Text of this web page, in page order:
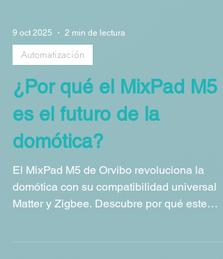
9 oct 2025 2 min de lectura
Automatización
¿Por qué el MixPad M5
es el futuro de la
domótica?
El MixPad M5 de Orvibo revoluciona la
domótica con su compatibilidad universal